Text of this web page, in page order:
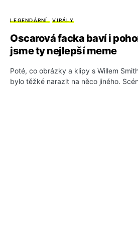
LEGENDÁRNÍ VIRÁLY
Oscarová facka baví i
jsme ty nejlepší meme
Poté, co obrázky a klipy s Willem
bylo těžké narazit na něco jiného.